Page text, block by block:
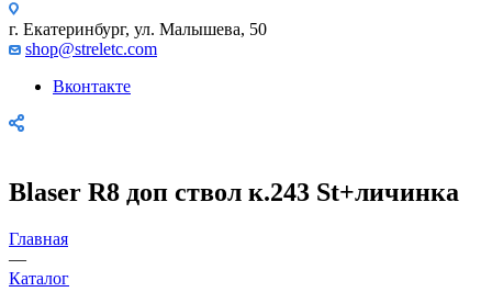
г. Екатеринбург, ул. Малышева, 50
shop@streletc.com
Вконтакте
Blaser R8 доп ствол к.243 St+личинка
Главная
—
Каталог